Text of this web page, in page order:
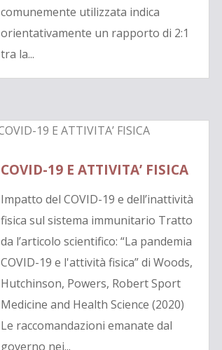
comunemente utilizzata indica
orientativamente un rapporto di 2:1
tra la...
COVID-19 E ATTIVITA’ FISICA
Impatto del COVID-19 e dell’inattività
fisica sul sistema immunitario Tratto
da l’articolo scientifico: “La pandemia
COVID-19 e l'attività fisica” di Woods,
Hutchinson, Powers, Robert Sport
Medicine and Health Science (2020)
Le raccomandazioni emanate dal
governo nei...